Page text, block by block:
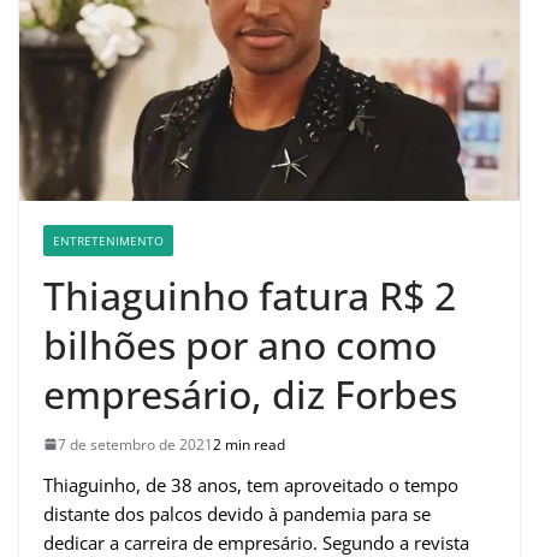
ENTRETENIMENTO
Thiaguinho fatura R$ 2
bilhões por ano como
empresário, diz Forbes
7 de setembro de 20212 min read
Thiaguinho, de 38 anos, tem aproveitado o tempo
distante dos palcos devido à pandemia para se
dedicar a carreira de empresário. Segundo a revista